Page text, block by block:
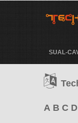
SUAL-
A B C D